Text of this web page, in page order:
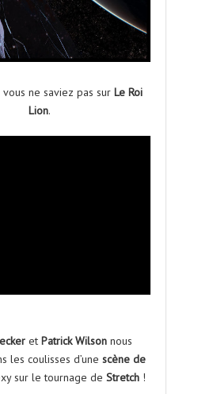
ne saviez pas sur Le Roi
Lion.
et Patrick Wilson nous
les coulisses d’une scène de
sur le tournage de Stretch !